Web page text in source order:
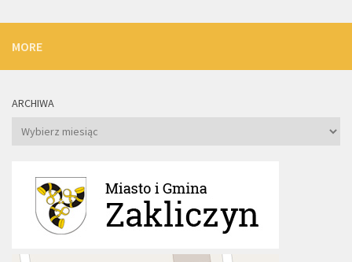
MORE
ARCHIWA
Archiwa